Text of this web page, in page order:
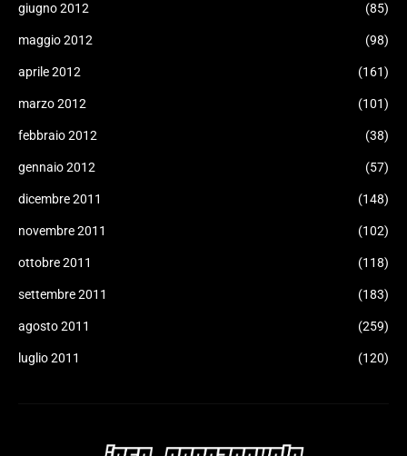
giugno 2012 (85)
maggio 2012 (98)
aprile 2012 (161)
marzo 2012 (101)
febbraio 2012 (38)
gennaio 2012 (57)
dicembre 2011 (148)
novembre 2011 (102)
ottobre 2011 (118)
settembre 2011 (183)
agosto 2011 (259)
luglio 2011 (120)